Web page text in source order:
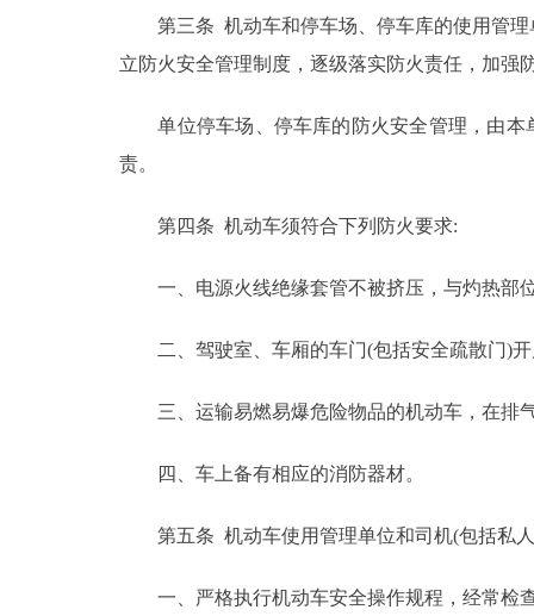
参与调查
走进北京
ESPAÑOL
ITALIANO
第三条 机动车和停车场、停车库的使用管理
立防火安全管理制度，逐级落实防火责任，加强
单位停车场、停车库的防火安全管理，由本
责。
第四条 机动车须符合下列防火要求:
一、电源火线绝缘套管不被挤压，与灼热部
二、驾驶室、车厢的车门(包括安全疏散门)开
三、运输易燃易爆危险物品的机动车，在排
四、车上备有相应的消防器材。
第五条 机动车使用管理单位和司机(包括私人
一、严格执行机动车安全操作规程，经常检